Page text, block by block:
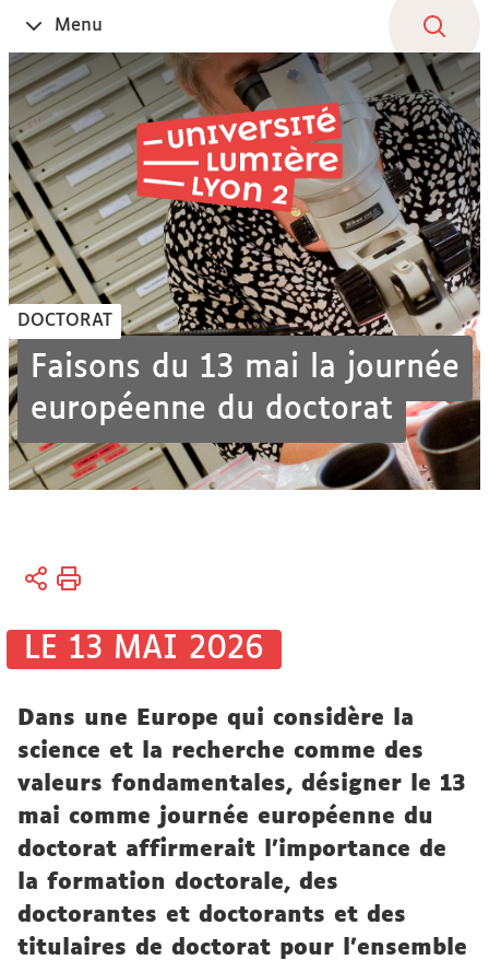
contenu
Ouvrir
le
Menu
DOCTORAT
Faisons du 13 mai la journée
européenne du doctorat
Vous
Accueil
de la
recherche
LE 13 MAI 2026
Dans une Europe qui considère la
science et la recherche comme des
valeurs fondamentales, désigner le 13
mai comme journée européenne du
doctorat affirmerait l’importance de
la formation doctorale, des
doctorantes et doctorants et des
titulaires de doctorat pour l’ensemble